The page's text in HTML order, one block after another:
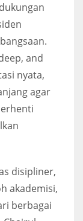
and
nyata,
agar
disipliner,
akademisi,
berbagai